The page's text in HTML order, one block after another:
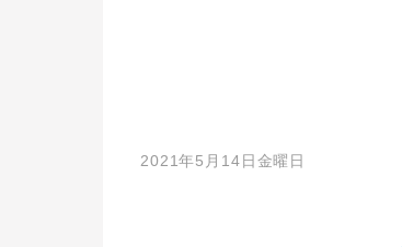
2021年5月14日金曜日